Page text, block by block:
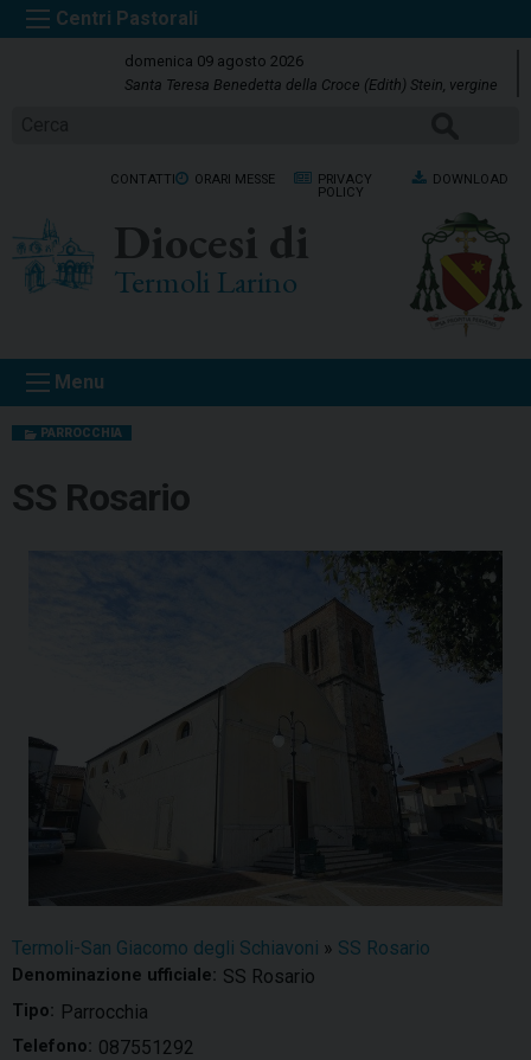
k
t
domenica 09 agosto 2026
Santa Teresa Benedetta della Croce (Edith) Stein, vergine
CONTATTI ORARI MESSE
PRIVACY
POLICY
DOWNLOAD
Diocesi di
Termoli Larino
Menu
PARROCCHIA
SS Rosario
Termoli-San Giacomo degli Schiavoni » SS Rosario
Denominazione ufficiale: SS Rosario
Tipo: Parrocchia
Telefono: 087551292